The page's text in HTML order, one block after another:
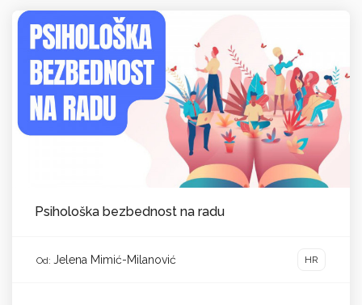
Psihološka bezbednost na radu
Od: Jelena Mimić-Milanović HR